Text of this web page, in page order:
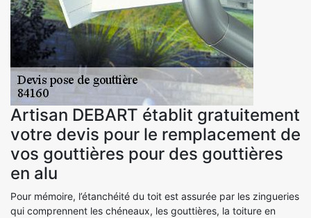
Artisan DEBART établit gratuitement
votre devis pour le remplacement de
vos gouttières pour des gouttières
en alu
Pour mémoire, l’étanchéité du toit est assurée par les zingueries
qui comprennent les chéneaux, les gouttières, la toiture en